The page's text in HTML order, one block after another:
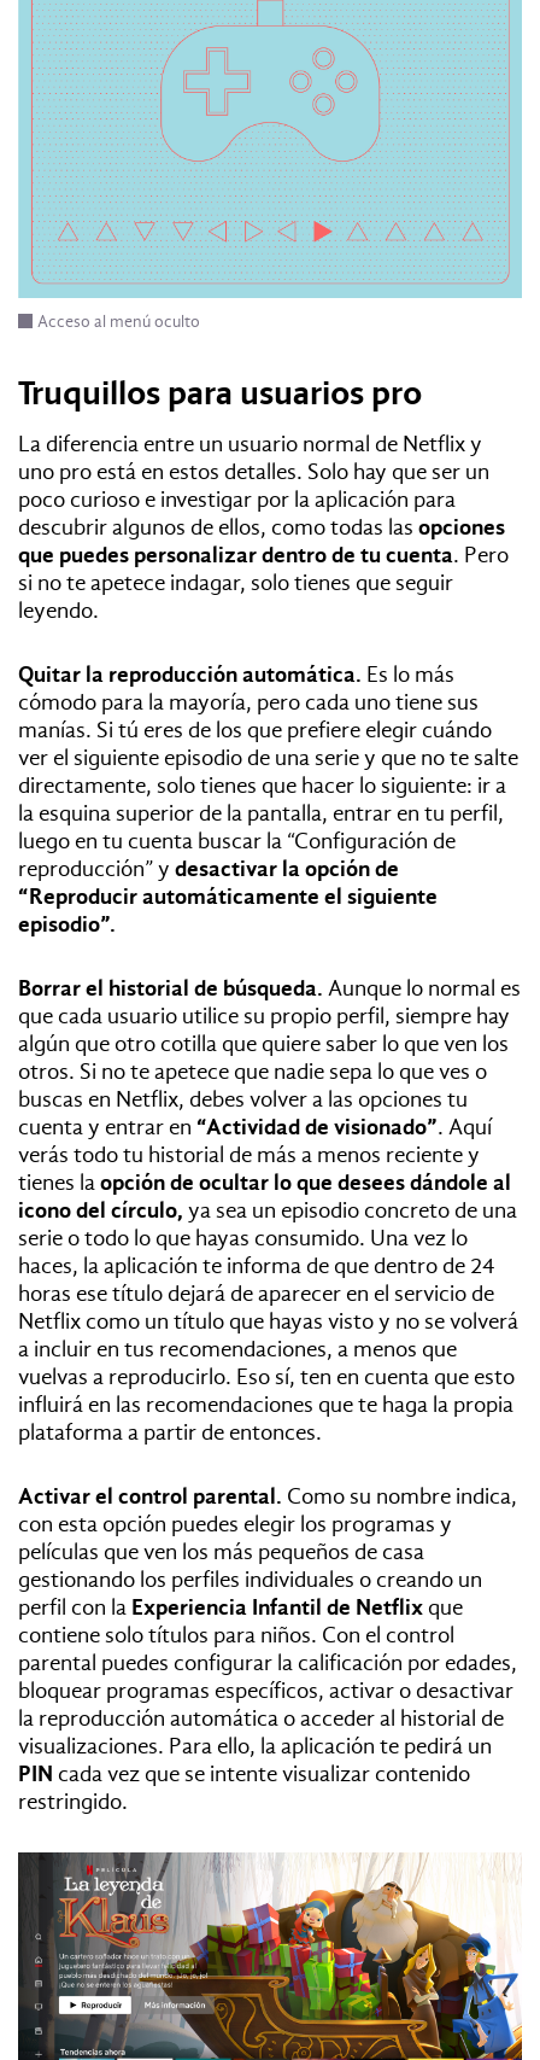
Acceso al menú oculto
Truquillos para usuarios pro
La diferencia entre un usuario normal de Netflix y
uno pro está en estos detalles. Solo hay que ser un
poco curioso e investigar por la aplicación para
descubrir algunos de ellos, como todas las opciones
que puedes personalizar dentro de tu cuenta. Pero
si no te apetece indagar, solo tienes que seguir
leyendo.
Quitar la reproducción automática. Es lo más
cómodo para la mayoría, pero cada uno tiene sus
manías. Si tú eres de los que prefiere elegir cuándo
ver el siguiente episodio de una serie y que no te salte
directamente, solo tienes que hacer lo siguiente: ir a
la esquina superior de la pantalla, entrar en tu perfil,
luego en tu cuenta buscar la “Configuración de
reproducción” y desactivar la opción de
“Reproducir automáticamente el siguiente
episodio”.
Borrar el historial de búsqueda. Aunque lo normal es
que cada usuario utilice su propio perfil, siempre hay
algún que otro cotilla que quiere saber lo que ven los
otros. Si no te apetece que nadie sepa lo que ves o
buscas en Netflix, debes volver a las opciones tu
cuenta y entrar en “Actividad de visionado”. Aquí
verás todo tu historial de más a menos reciente y
tienes laopción de ocultar lo que desees dándole al
icono del círculo, ya sea un episodio concreto de una
serie o todo lo que hayas consumido. Una vez lo
haces, la aplicación te informa de que dentro de 24
horas ese título dejará de aparecer en el servicio de
Netflix como un título que hayas visto y no se volverá
a incluir en tus recomendaciones, a menos que
vuelvas a reproducirlo. Eso sí, ten en cuenta que esto
influirá en las recomendaciones que te haga la propia
plataforma a partir de entonces.
Activar el control parental. Como su nombre indica,
con esta opción puedes elegir los programas y
películas que ven los más pequeños de casa
gestionando los perfiles individuales o creando un
perfil con la Experiencia Infantil de Netflix que
contiene solo títulos para niños. Con el control
parental puedes configurar la calificación por edades,
bloquear programas específicos, activar o desactivar
la reproducción automática o acceder al historial de
visualizaciones. Para ello, la aplicación te pedirá un
PIN cada vez que se intente visualizar contenido
restringido.